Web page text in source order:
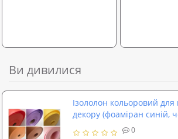
Ви дивилися
Ізололон кольоровий для
декору (фоаміран синій,
зелений, жовтий та ін.) 3
0